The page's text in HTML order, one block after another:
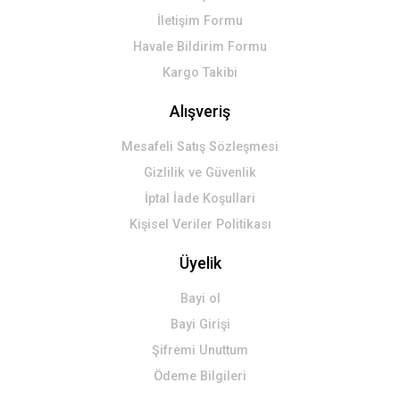
İletişim Formu
Havale Bildirim Formu
Kargo Takibi
Alışveriş
Mesafeli Satış Sözleşmesi
Gizlilik ve Güvenlik
İptal İade Koşullari
Kişisel Veriler Politikası
Üyelik
Bayi ol
Bayi Girişi
Şifremi Unuttum
Ödeme Bilgileri